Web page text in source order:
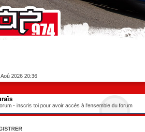
2026 20:36
- inscris toi pour avoir accès à l'ensemble du forum